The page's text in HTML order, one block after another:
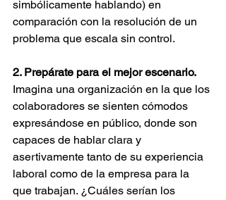
simbólicamente hablando) en
comparación con la resolución de un
problema que escala sin control.
2. Prepárate para el mejor escenario.
Imagina una organización en la que los
colaboradores se sienten cómodos
expresándose en público, donde son
capaces de hablar clara y
asertivamente tanto de su experiencia
laboral como de la empresa para la
que trabajan. ¿Cuáles serían los